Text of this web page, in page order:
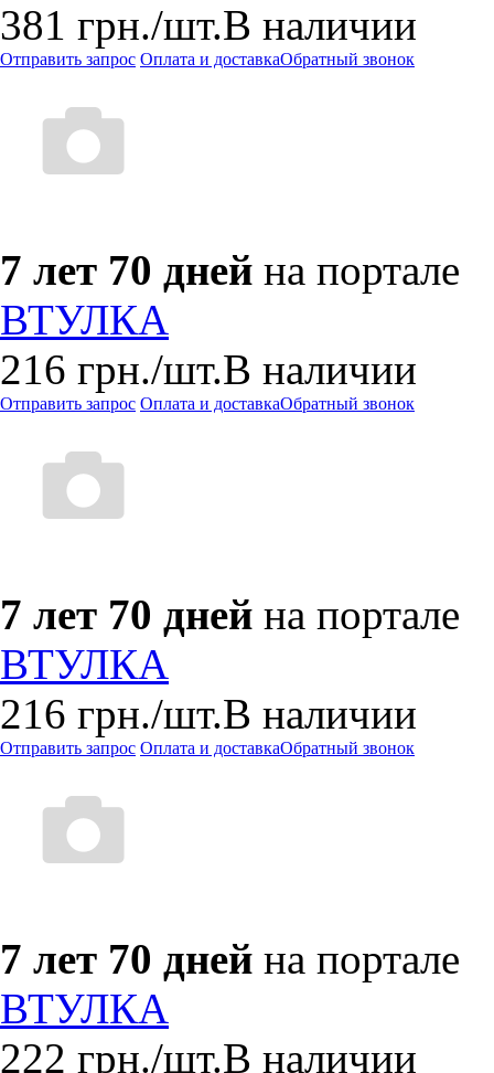
381 грн./шт.В наличии
Отправить запрос Оплата и доставкаОбратный звонок
7 лет 70 дней на портале
ВТУЛКА
216 грн./шт.В наличии
Отправить запрос Оплата и доставкаОбратный звонок
7 лет 70 дней на портале
ВТУЛКА
216 грн./шт.В наличии
Отправить запрос Оплата и доставкаОбратный звонок
7 лет 70 дней на портале
ВТУЛКА
222 грн./шт.В наличии